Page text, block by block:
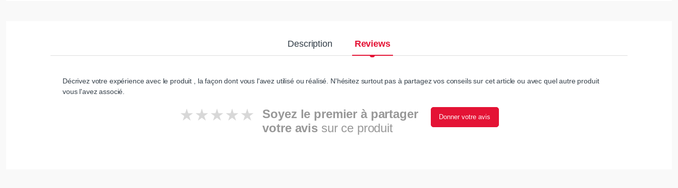
Description Reviews
Décrivez votre expérience avec le produit , la façon dont vous l'avez utilisé ou réalisé. N'hésitez surtout pas à partagez vos conseils sur cet article ou avec quel autre produit
vous l'avez associé.
Soyez le premier à partager
votre avis sur ce produit
Donner votre avis